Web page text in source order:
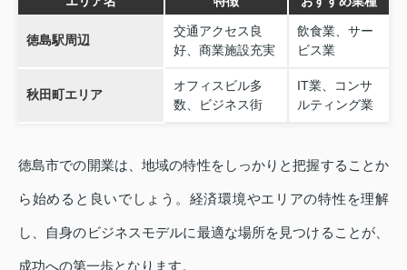
徳島駅周辺
交通アクセス良
好、商業施設充実
飲食業、サー
ビス業
秋田町エリア
オフィスビル多
数、ビジネス街
IT業、コンサ
ルティング業
徳島市での開業は、地域の特性をしっかりと把握することか
ら始めると良いでしょう。経済環境やエリアの特性を理解
し、自身のビジネスモデルに最適な場所を見つけることが、
成功への第一歩となります。